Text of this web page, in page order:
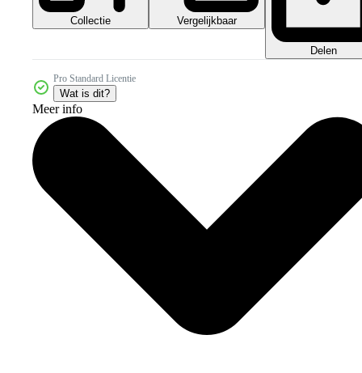
Collectie Vergelijkbaar
Delen
Pro Standard Licentie
Wat is dit?
Meer info